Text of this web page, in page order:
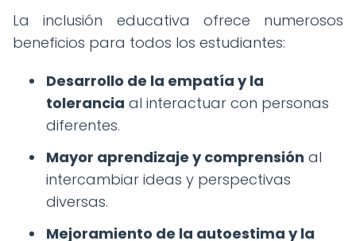
La inclusión educativa ofrece numerosos
beneficios para todos los estudiantes:
Desarrollo de la empatía y la
tolerancia al interactuar con personas
diferentes.
Mayor aprendizaje y comprensión al
intercambiar ideas y perspectivas
diversas.
Mejoramiento de la autoestima y la